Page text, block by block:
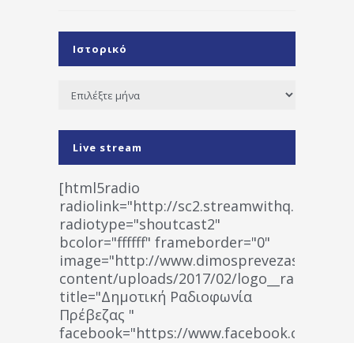
Ιστορικό
Ιστορικό
Live stream
[html5radio
radiolink="http://
radiotype="shoutcast2"
bcolor="ffffff" frameborder="0"
image="http://www.dimosprevezas.gr/wp-
content/uploads/2017/02/
title="Δημοτική Ραδιοφωνία
Πρέβεζας "
facebook="https://www.facebook.com/